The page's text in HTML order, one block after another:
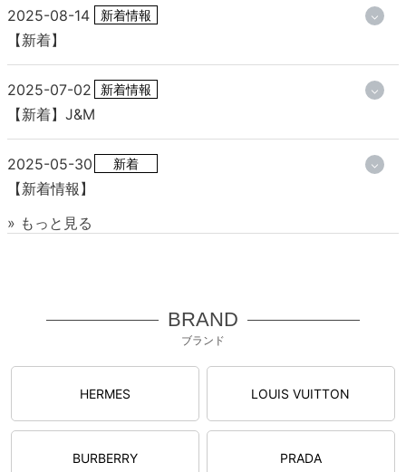
2025-08-14 新着情報
【新着】
2025-07-02 新着情報
【新着】J&M
2025-05-30 新着
【新着情報】
» もっと見る
BRAND
ブランド
HERMES LOUIS VUITTON
BURBERRY PRADA